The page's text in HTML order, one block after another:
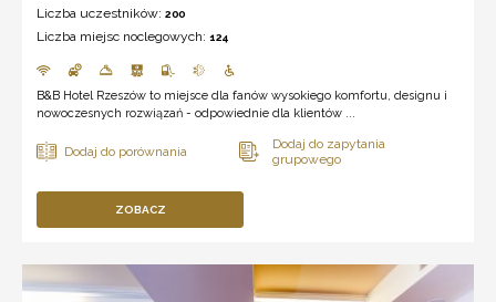
Liczba uczestników: 200
Liczba miejsc noclegowych: 124
B&B Hotel Rzeszów to miejsce dla fanów wysokiego komfortu, designu i
nowoczesnych rozwiązań - odpowiednie dla klientów ...
ZOBACZ